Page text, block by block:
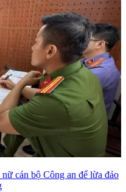
cán bộ Công an để lừa đảo